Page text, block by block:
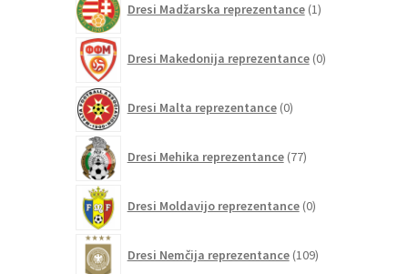
Dresi Madžarska reprezentance 1izdelek
Dresi Makedonija reprezentance 0izdelkov
Dresi Malta reprezentance 0izdelkov
Dresi Mehika reprezentance 77izdelkov
Dresi Moldavijo reprezentance 0izdelkov
Dresi Nemčija reprezentance 109izdelkov